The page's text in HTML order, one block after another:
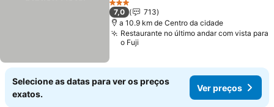
3 Estrelas
7,0
713
a 10.9 km de Centro da cidade
Restaurante no último andar com vista para
o Fuji
Selecione as datas para ver os preços
exatos.
Ver preços